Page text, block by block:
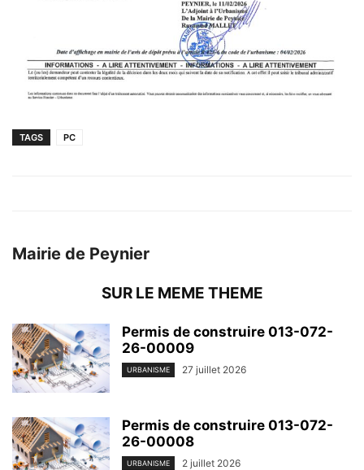
TAGS PC
Mairie de Peynier
SUR LE MEME THEME
Permis de construire 013-072-
26-00009
URBANISME 27 juillet 2026
Permis de construire 013-072-
26-00008
URBANISME 2 juillet 2026